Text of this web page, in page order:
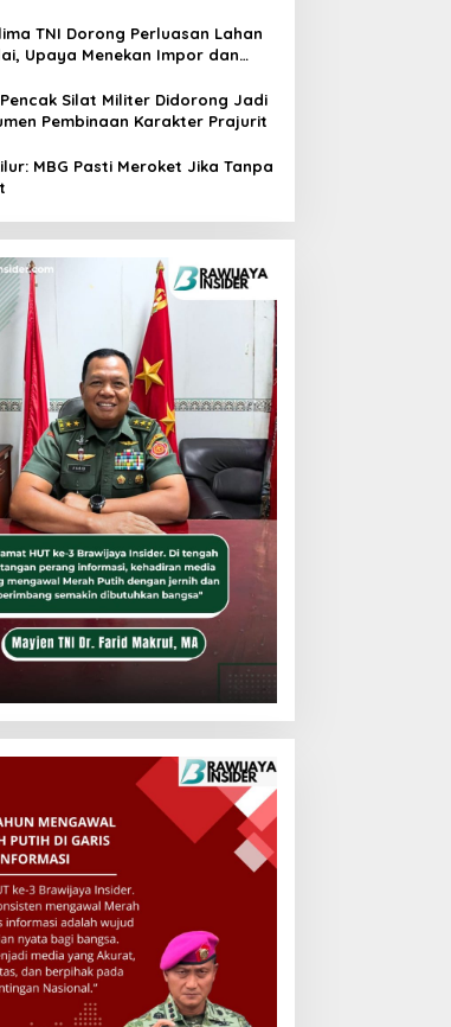
TNI Dorong Perluasan Lahan
Upaya Menekan Impor dan
Silat Militer Didorong Jadi
Pembinaan Karakter Prajurit
MBG Pasti Meroket Jika Tanpa